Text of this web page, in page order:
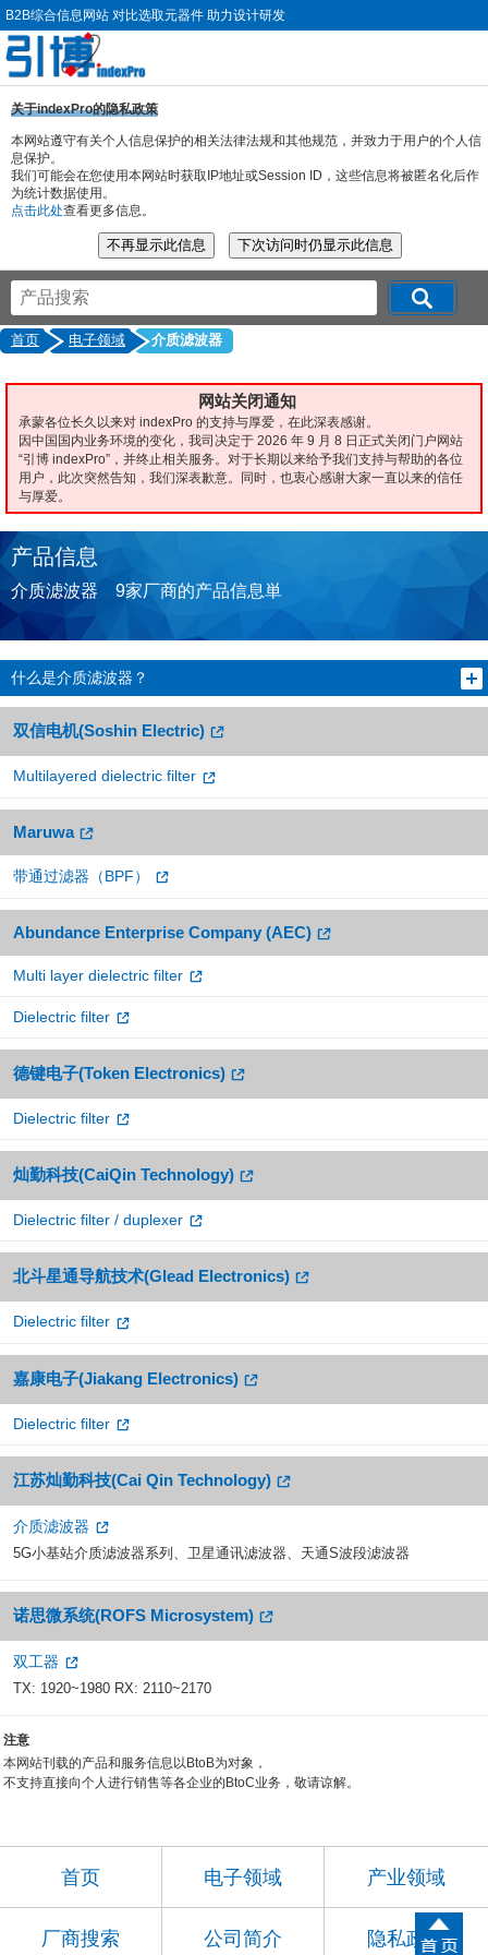
B2B综合信息网站 对比选取元器件 助力设计研发
关于indexPro的隐私政策
本网站遵守有关个人信息保护的相关法律法规和其他规范，并致力于用户的个人信
息保护。
我们可能会在您使用本网站时获取IP地址或Session ID，这些信息将被匿名化后作
为统计数据使用。
点击此处查看更多信息。
首页 电子领域 介质滤波器
网站关闭通知
承蒙各位长久以来对 indexPro 的支持与厚爱，在此深表感谢。
因中国国内业务环境的变化，我司决定于 2026 年 9 月 8 日正式关闭门户网站
“引博 indexPro”，并终止相关服务。对于长期以来给予我们支持与帮助的各位
用户，此次突然告知，我们深表歉意。同时，也衷心感谢大家一直以来的信任
与厚爱。
产品信息
介质滤波器 9家厂商的产品信息単
什么是介质滤波器？
双信电机(Soshin Electric)
Multilayered dielectric filter
Maruwa
带通过滤器（BPF）
Abundance Enterprise Company (AEC)
Multi layer dielectric filter
Dielectric filter
德键电子(Token Electronics)
Dielectric filter
灿勤科技(CaiQin Technology)
Dielectric filter / duplexer
北斗星通导航技术(Glead Electronics)
Dielectric filter
嘉康电子(Jiakang Electronics)
Dielectric filter
江苏灿勤科技(Cai Qin Technology)
介质滤波器
5G小基站介质滤波器系列、卫星通讯滤波器、天通S波段滤波器
诺思微系统(ROFS Microsystem)
双工器
TX: 1920~1980 RX: 2110~2170
注意
本网站刊载的产品和服务信息以BtoB为对象，
不支持直接向个人进行销售等各企业的BtoC业务，敬请谅解。
首页 电子领域 产业领域
厂商搜索 公司简介 隐私政策